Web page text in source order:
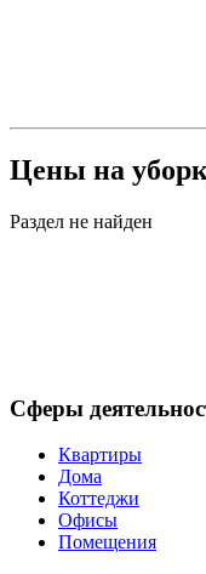
Цены на
Раздел не найден
Сферы
Квартиры
Дома
Коттеджи
Офисы
Помещения